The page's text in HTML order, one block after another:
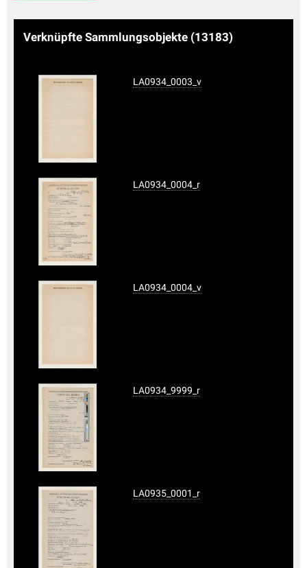
Verknüpfte Sammlungsobjekte (13183)
LA0934_0003_v
LA0934_0004_r
LA0934_0004_v
LA0934_9999_r
LA0935_0001_r